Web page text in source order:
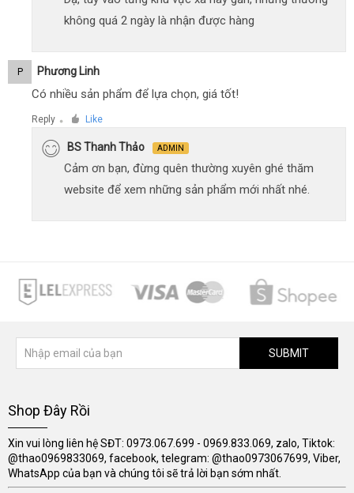
không quá 2 ngày là nhận được hàng
P Phương Linh
Có nhiều sản phẩm để lựa chọn, giá tốt!
Reply ● Like
BS Thanh Thảo ADMIN
Cảm ơn bạn, đừng quên thường xuyên ghé thăm
website để xem những sản phẩm mới nhất nhé.
SUBMIT
Shop Đây Rồi
Xin vui lòng liên hệ SĐT: 0973.067.699 - 0969.833.069, zalo, Tiktok:
@thao0969833069, facebook, telegram: @thao0973067699, Viber,
WhatsApp của bạn và chúng tôi sẽ trả lời bạn sớm nhất.